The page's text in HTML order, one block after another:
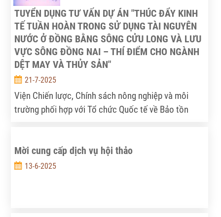
vực sông Đồng Nai – Thí điểm cho ngành Dệt may
và Thủy sản”.
TUYỂN DỤNG TƯ VẤN DỰ ÁN "THÚC ĐẨY KINH
TẾ TUẦN HOÀN TRONG SỬ DỤNG TÀI NGUYÊN
NƯỚC Ở ĐỒNG BẰNG SÔNG CỬU LONG VÀ LƯU
VỰC SÔNG ĐỒNG NAI – THÍ ĐIỂM CHO NGÀNH
DỆT MAY VÀ THỦY SẢN"
21-7-2025
Viện Chiến lược, Chính sách nông nghiệp và môi
trường phối hợp với Tổ chức Quốc tế về Bảo tồn
nguyên nước ở Đồng bằng sông Cửu Long và Lưu
vực sông Đồng Nai – Thí điểm cho ngành Dệt may
Mời cung cấp dịch vụ hội thảo
13-6-2025